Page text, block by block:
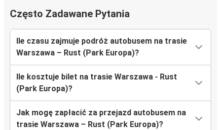
Często Zadawane Pytania
Ile czasu zajmuje podróż autobusem na trasie
Warszawa – Rust (Park Europa)?
Ile kosztuje bilet na trasie Warszawa - Rust
(Park Europa)?
Jak mogę zapłacić za przejazd autobusem na
trasie Warszawa – Rust (Park Europa)?